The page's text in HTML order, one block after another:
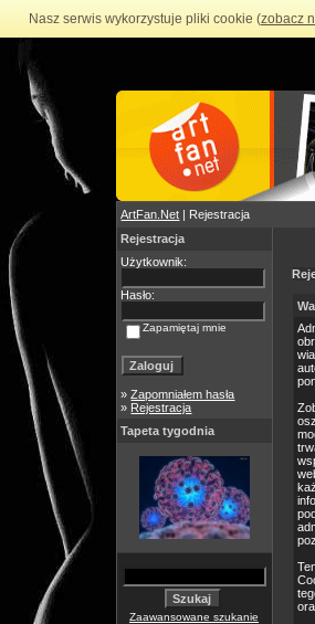
Nasz serwis wykorzystuje pliki cookie (zobacz
ArtFan.Net | Rejestracja
Rejestracja
Użytkownik:
Hasło:
Zapamiętaj mnie
»Zapomniałem hasła
» Rejestracja
Tapeta tygodnia
Zaawansowane szukanie